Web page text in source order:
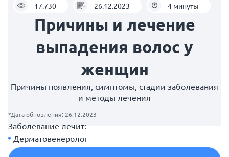
17.730 26.12.2023 4 минуты
Причины и лечение
выпадения волос у
женщин
Причины появления, симптомы, стадии заболевания
и методы лечения
*Дата обновления: 26.12.2023
Заболевание лечит:
Дерматовенеролог